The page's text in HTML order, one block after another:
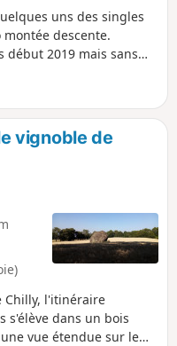
uns des singles
descente.
début 2019 mais sans
vignoble de
Chilly, l'itinéraire
s'élève dans un bois
vue étendue sur le